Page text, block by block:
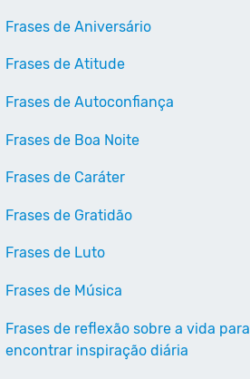
Frases de Aniversário
Frases de Atitude
Frases de Autoconfiança
Frases de Boa Noite
Frases de Caráter
Frases de Gratidão
Frases de Luto
Frases de Música
Frases de reflexão sobre a vida para
encontrar inspiração diária